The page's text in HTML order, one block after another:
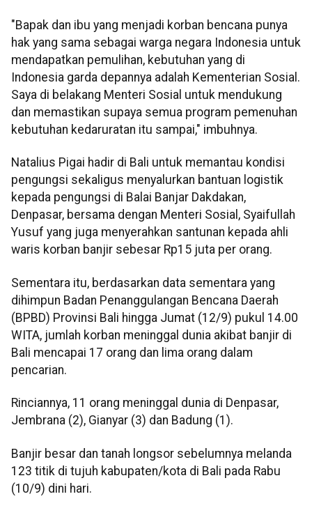
"Bapak dan ibu yang menjadi korban bencana punya
hak yang sama sebagai warga negara Indonesia untuk
mendapatkan pemulihan, kebutuhan yang di
Indonesia garda depannya adalah Kementerian Sosial.
Saya di belakang Menteri Sosial untuk mendukung
dan memastikan supaya semua program pemenuhan
kebutuhan kedaruratan itu sampai," imbuhnya.
Natalius Pigai hadir di Bali untuk memantau kondisi
pengungsi sekaligus menyalurkan bantuan logistik
kepada pengungsi di Balai Banjar Dakdakan,
Denpasar, bersama dengan Menteri Sosial, Syaifullah
Yusuf yang juga menyerahkan santunan kepada ahli
waris korban banjir sebesar Rp15 juta per orang.
Sementara itu, berdasarkan data sementara yang
dihimpun Badan Penanggulangan Bencana Daerah
(BPBD) Provinsi Bali hingga Jumat (12/9) pukul 14.00
WITA, jumlah korban meninggal dunia akibat banjir di
Bali mencapai 17 orang dan lima orang dalam
pencarian.
Rinciannya, 11 orang meninggal dunia di Denpasar,
Jembrana (2), Gianyar (3) dan Badung (1).
Banjir besar dan tanah longsor sebelumnya melanda
123 titik di tujuh kabupaten/kota di Bali pada Rabu
(10/9) dini hari.